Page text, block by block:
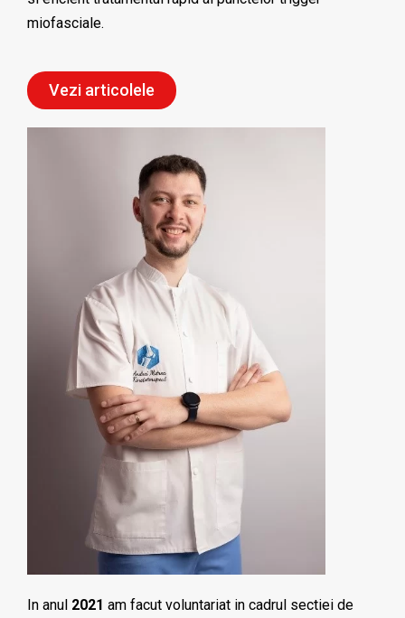
miofasciale.
Vezi articolele
In anul 2021 am facut voluntariat in cadrul sectiei de